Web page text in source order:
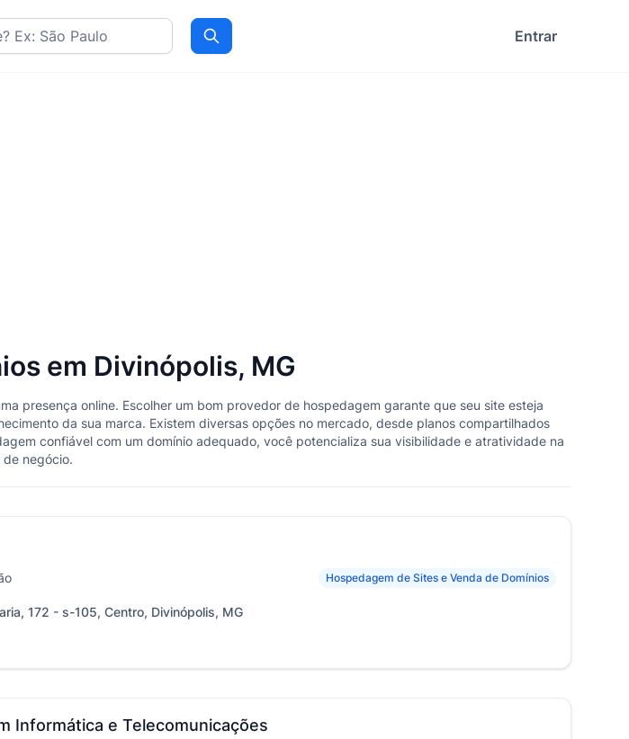
Procurar Entrar
em Divinópolis, MG
presença online. Escolher um bom provedor de hospedagem garante que seu site esteja
da sua marca. Existem diversas opções no mercado, desde planos compartilhados
confiável com um domínio adequado, você potencializa sua visibilidade e atratividade na
negócio.
Hospedagem de Sites e Venda de Domínios
172 - s-105, Centro, Divinópolis, MG
Informática e Telecomunicações